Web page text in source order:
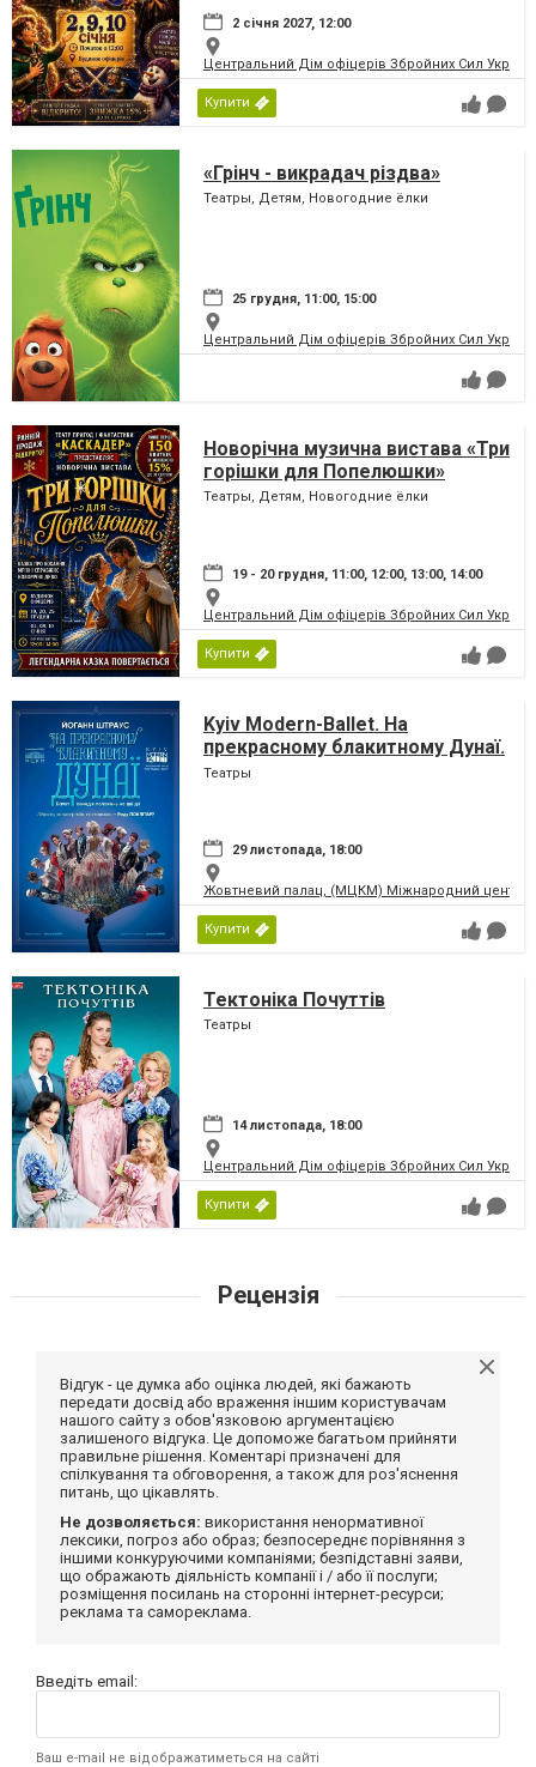
2 січня 2027, 12:00
Центральний Дім офіцерів Збройних Сил
Купити
«Грінч - викрадач різдва»
Театры, Детям, Новогодние ёлки
25 грудня, 11:00, 15:00
Центральний Дім офіцерів Збройних Сил
Новорічна музична вистава «Три
горішки для Попелюшки»
Театры, Детям, Новогодние ёлки
19 - 20 грудня, 11:00, 12:00, 13:00, 14:00
Центральний Дім офіцерів Збройних Сил
Купити
Kyiv Modern-Ballet. На
прекрасному блакитному Дунаї.
Раду Поклітару
Театры
29 листопада, 18:00
Жовтневий палац, (МЦКМ) Міжнародний центр
Купити
Тектоніка Почуттів
Театры
14 листопада, 18:00
Центральний Дім офіцерів Збройних Сил
Купити
Рецензія
Відгук - це думка або оцінка людей, які бажають
передати досвід або враження іншим користувачам
нашого сайту з обов'язковою аргументацією
залишеного відгука. Це допоможе багатьом прийняти
правильне рішення. Коментарі призначені для
спілкування та обговорення, а також для роз'яснення
питань, що цікавлять.
Не дозволяється: використання ненормативної
лексики, погроз або образ; безпосереднє порівняння з
іншими конкуруючими компаніями; безпідставні заяви,
що ображають діяльність компанії і / або її послуги;
розміщення посилань на сторонні інтернет-ресурси;
реклама та самореклама.
Введіть email:
Ваш e-mail не відображатиметься на сайті